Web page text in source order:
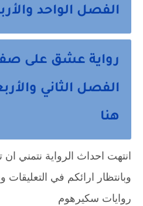
الفصل الواحد
رواية عشق على
الفصل الثاني
هنا
انتهت احداث الرواية نتمني
وبانتظار ارائكم في التعليقات
روايات سكيرهوم